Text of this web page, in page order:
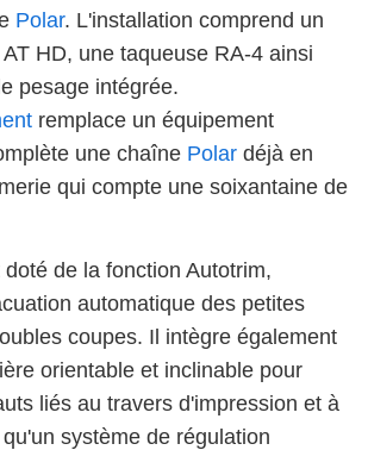
Polar. L'installation comprend un
HD, une taqueuse RA-4 ainsi
pesage intégrée.
remplace un équipement
une chaîne Polar déjà en
qui compte une soixantaine de
de la fonction Autotrim,
automatique des petites
coupes. Il intègre également
orientable et inclinable pour
liés au travers d'impression et à
système de régulation